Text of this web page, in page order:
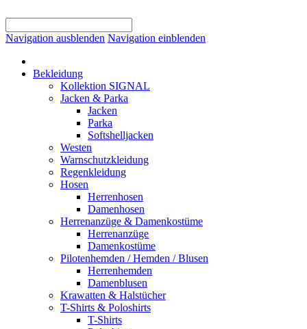
Navigation ausblenden Navigation einblenden
Bekleidung
Kollektion SIGNAL
Jacken & Parka
Jacken
Parka
Softshelljacken
Westen
Warnschutzkleidung
Regenkleidung
Hosen
Herrenhosen
Damenhosen
Herrenanzüge & Damenkostüme
Herrenanzüge
Damenkostüme
Pilotenhemden / Hemden / Blusen
Herrenhemden
Damenblusen
Krawatten & Halstücher
T-Shirts & Poloshirts
T-Shirts